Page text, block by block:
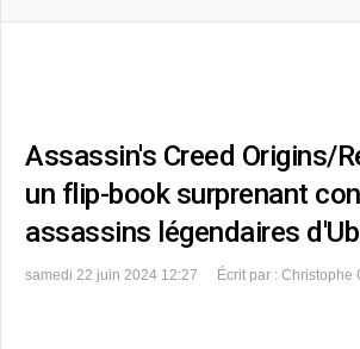
Assassin's Creed Origins/
un flip-book surprenant
assassins légendaires
samedi 22 juin 2024 12:27 Écrit par : Christophe